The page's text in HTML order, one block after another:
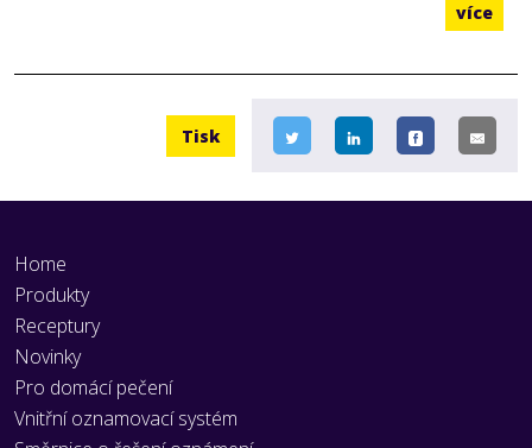
více
Tisk
Home
Produkty
Receptury
Novinky
Pro domácí pečení
Vnitřní oznamovací systém